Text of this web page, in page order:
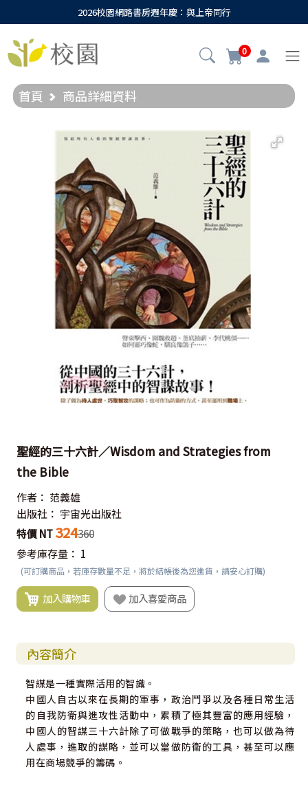
2026校園網路書房週年慶：與上帝同行
0
首頁 商品詳細資料
聖經的三十六計／Wisdom and Strategies from
the Bible
作者： 范義雄
出版社： 宇宙光出版社
特價 NT 324360
參考庫存量： 1
(可訂購商品，若庫存數量不足，將於結帳後為您進貨，請安心訂購)
加入購物車 加入喜愛商品
內容簡介
智謀是一種實際活用的智識。
中國人自古以來在長期的軍事，政治鬥爭以及各種日常生活
的自我防衛與進攻性活動中，累積了極其豐富的應用經驗，
中國人的智謀三十六計除了可做戰爭的策略，也可以做為待
人處事，進取的謀略，並可以當做防衛的工具，甚至可以應
用在商場競爭的籌碼。